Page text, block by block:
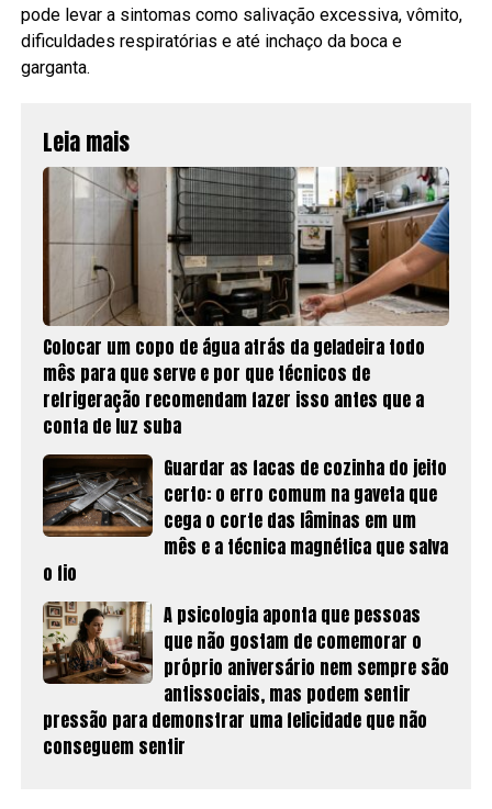
pode levar a sintomas como salivação excessiva, vômito,
dificuldades respiratórias e até inchaço da boca e
garganta.
Leia mais
Colocar um copo de água atrás da geladeira todo
mês para que serve e por que técnicos de
refrigeração recomendam fazer isso antes que a
conta de luz suba
Guardar as facas de cozinha do jeito
certo: o erro comum na gaveta que
cega o corte das lâminas em um
mês e a técnica magnética que salva
o fio
A psicologia aponta que pessoas
que não gostam de comemorar o
próprio aniversário nem sempre são
antissociais, mas podem sentir
pressão para demonstrar uma felicidade que não
conseguem sentir